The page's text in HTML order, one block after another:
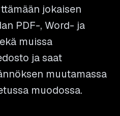
jokaisen
PDF-, Word- ja
muissa
ja saat
muutamassa
muodossa.